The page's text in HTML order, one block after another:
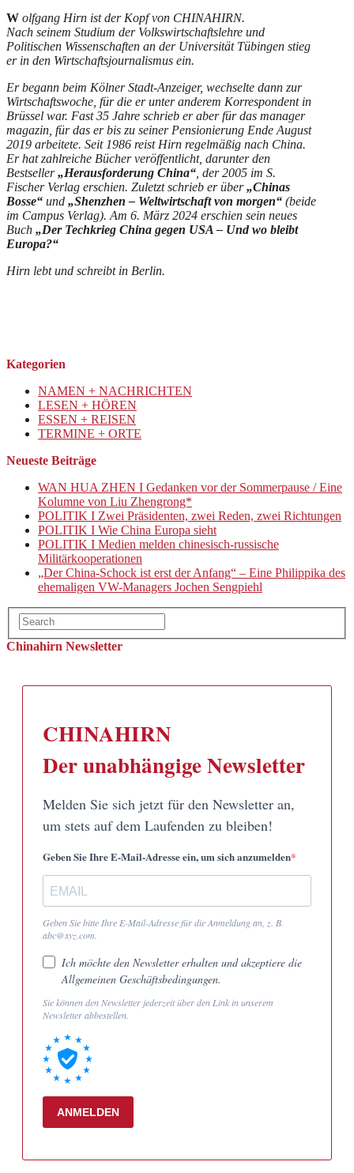
W olfgang Hirn ist der Kopf von CHINAHIRN.
Nach seinem Studium der Volkswirtschaftslehre und
Politischen Wissenschaften an der Universität Tübingen stieg
er in den Wirtschaftsjournalismus ein.
Er begann beim Kölner Stadt-Anzeiger, wechselte dann zur
Wirtschaftswoche, für die er unter anderem Korrespondent in
Brüssel war. Fast 35 Jahre schrieb er aber für das manager
magazin, für das er bis zu seiner Pensionierung Ende August
2019 arbeitete. Seit 1986 reist Hirn regelmäßig nach China.
Er hat zahlreiche Bücher veröffentlicht, darunter den
Bestseller„Herausforderung China“ , der 2005 im S.
Fischer Verlag erschien. Zuletzt schrieb er über„Chinas
Bosse“ und „Shenzhen – Weltwirtschaft von morgen“ (beide
im Campus Verlag). Am 6. März 2024 erschien sein neues
Buch „Der Techkrieg China gegen USA – Und wo bleibt
Europa?“
Hirn lebt und schreibt in Berlin.
Kategorien
NAMEN + NACHRICHTEN
LESEN + HÖREN
ESSEN + REISEN
TERMINE + ORTE
Neueste Beiträge
WAN HUA ZHEN I Gedanken vor der Sommerpause / Eine
Kolumne von Liu Zhengrong*
POLITIK I Zwei Präsidenten, zwei Reden, zwei Richtungen
POLITIK I Wie China Europa sieht
POLITIK I Medien melden chinesisch-russische
Militärkooperationen
„Der China-Schock ist erst der Anfang“ – Eine Philippika des
ehemaligen VW-Managers Jochen Sengpiehl
Chinahirn Newsletter